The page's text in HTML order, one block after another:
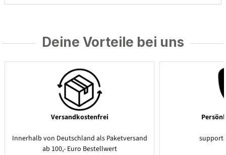
Deine Vorteile bei uns
Versandkostenfrei
Innerhalb von Deutschland als Paketversand
ab 100,- Euro Bestellwert